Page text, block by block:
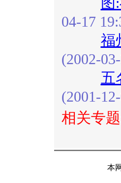
04-17
福
(2002-
五
(2001-
相关专
本